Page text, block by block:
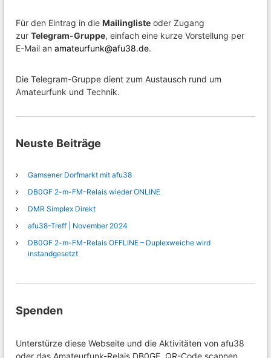
Für den Eintrag in dieMailingliste oder Zugang
zurTelegram-Gruppe, einfach eine kurze Vorstellung per
E-Mail anamateurfunk@afu38.de.
Die Telegram-Gruppe dient zum Austausch rund um
Amateurfunk und Technik.
Neuste Beiträge
Gamsener Dorfmarkt mit afu38
DB0GF 2-m-FM-Relais wieder ONLINE
DMR Simplex Direkt
afu38-Treff | November 2024
DB0GF 2-m-FM-Relais OFFLINE – Duplexweiche wird
instandgesetzt
Spenden
Unterstürze diese Webseite und die Aktivitäten von afu38